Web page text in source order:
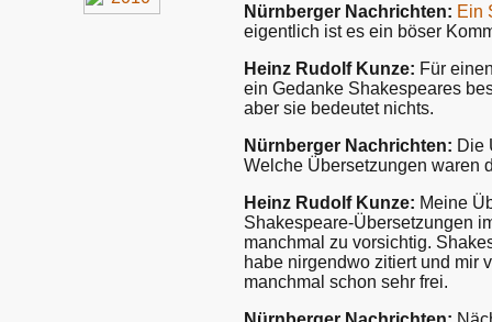
Nürnberger Nachrichten: Ein
eigentlich ist es ein böser
Heinz Rudolf Kunze: Für
ein Gedanke Shakespeares
aber sie bedeutet nichts.
Nürnberger Nachrichten: Die
Welche Übersetzungen waren
Heinz Rudolf Kunze: Meine
Shakespeare-Übersetzungen
manchmal zu vorsichtig.
habe nirgendwo zitiert und mir
manchmal schon sehr frei.